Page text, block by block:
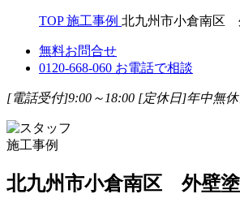
TOP 施工事例 北九州市小倉南区
無料お問合せ
0120-668-060 お電話で相談
[電話受付]9:00～18:00 [定休日]年中無休
施工事例
北九州市小倉南区 外壁